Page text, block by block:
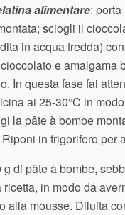
alimentare:
sciogli il
in acqua fredda)
e amalgama
In questa fase fai
ai 25-30°C in
la pâte à bombe
in frigorifero per
g di pâte à bombe,
in modo da
alla mousse. Diluita